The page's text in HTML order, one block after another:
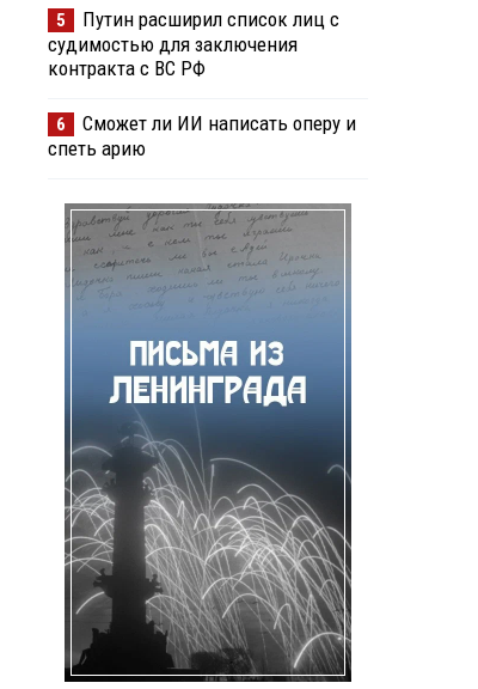
5
Путин расширил список лиц с
судимостью для заключения
контракта с ВС РФ
6
Сможет ли ИИ написать оперу и
спеть арию